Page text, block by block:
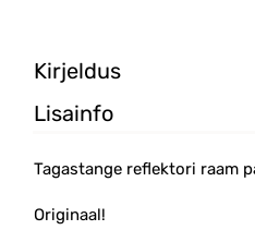
Kirjeldus
Lisainfo
Tagastange reflektori raam
Originaal!